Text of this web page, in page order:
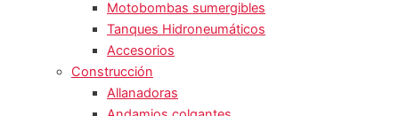
Motobombas sumergibles
Tanques Hidroneumáticos
Accesorios
Construcción
Allanadoras